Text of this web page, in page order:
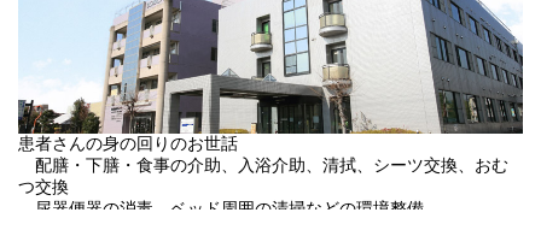
患者さんの身の回りのお世話
配膳・下膳・食事の介助、入浴介助、清拭、シーツ交換、おむ
つ交換
尿器便器の消毒、ベッド周囲の清掃などの環境整備